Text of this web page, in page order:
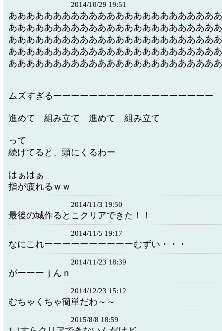
2014/10/29 19:51
あああああああああああああああああああああああ
あああああああああああああああああああああああ
あああああああああああああああああああああああ
あああああああああああああああああああああああ
あああああああああああああああああああああああ
ムズすぎるーーーーーーーーーーーーーーーーーー
進めて 組み立て 進めて 組み立て
って
続けてると、頭にくるわー
はぁはぁ
指が疲れるｗｗ
2014/11/3 19:50
最後の城作るとこクリアできた！！
2014/11/5 19:17
なにこれーーーーーーーーーーむずい・・・
2014/11/23 18:39
がーーーｊんｎ
2014/12/23 15:12
むちゃくちゃ簡単だわ～～
2015/8/8 18:59